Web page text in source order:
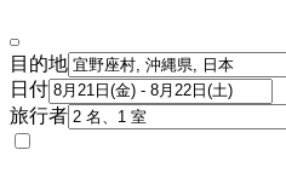
目的地
日付
旅行者